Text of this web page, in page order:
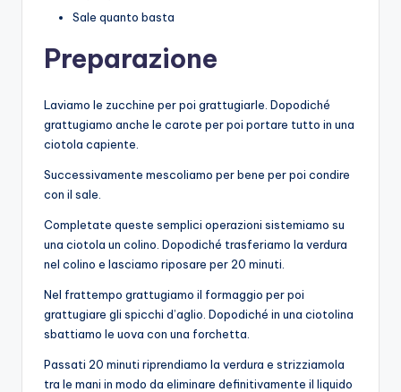
Sale quanto basta
Preparazione
Laviamo le zucchine per poi grattugiarle. Dopodiché
grattugiamo anche le carote per poi portare tutto in una
ciotola capiente.
Successivamente mescoliamo per bene per poi condire
con il sale.
Completate queste semplici operazioni sistemiamo su
una ciotola un colino. Dopodiché trasferiamo la verdura
nel colino e lasciamo riposare per 20 minuti.
Nel frattempo grattugiamo il formaggio per poi
grattugiare gli spicchi d’aglio. Dopodiché in una ciotolina
sbattiamo le uova con una forchetta.
Passati 20 minuti riprendiamo la verdura e strizziamola
tra le mani in modo da eliminare definitivamente il liquido